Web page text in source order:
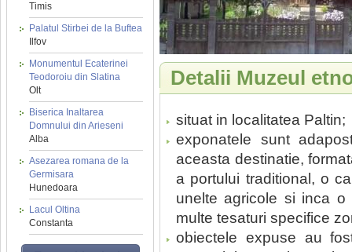
Timis
Palatul Stirbei de la Buftea
Ilfov
Monumentul Ecaterinei
Teodoroiu din Slatina
Olt
Biserica Inaltarea
Domnului din Arieseni
Alba
Asezarea romana de la
Germisara
Hunedoara
Lacul Oltina
Constanta
Detalii Muzeul
situat in localitatea Paltin;
exponatele sunt
aceasta destinatie,
a portului traditional, o
unelte agricole si inca
multe tesaturi specifice
obiectele expuse au